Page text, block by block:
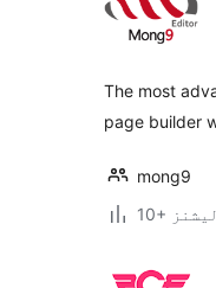
The most
page builder
mong9